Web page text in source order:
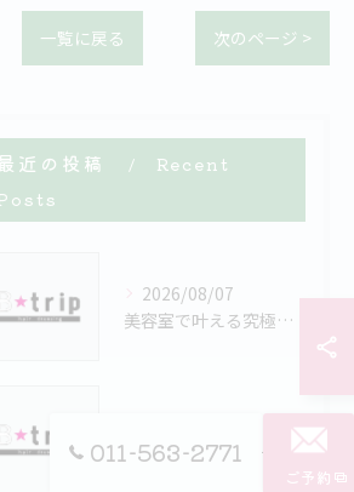
一覧に戻る 次のページ >
近の投稿
Recent
2026/08/07
美容室で叶える究極のカラーファンタジー体験と効果的なダメージレス白髪ケア解説
美容室のサロンカラーで一番のメーカー選びと現場で重視されるポイント徹底比較
011-563-2771
ご予約